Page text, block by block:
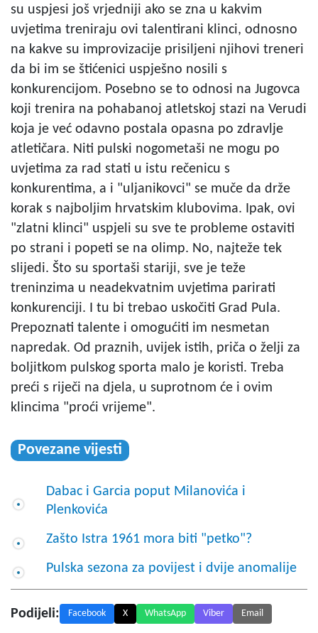
su uspjesi još vrjedniji ako se zna u kakvim
uvjetima treniraju ovi talentirani klinci, odnosno
na kakve su improvizacije prisiljeni njihovi treneri
da bi im se štićenici uspješno nosili s
konkurencijom. Posebno se to odnosi na Jugovca
koji trenira na pohabanoj atletskoj stazi na Verudi
koja je već odavno postala opasna po zdravlje
atletičara. Niti pulski nogometaši ne mogu po
uvjetima za rad stati u istu rečenicu s
konkurentima, a i "uljanikovci" se muče da drže
korak s najboljim hrvatskim klubovima. Ipak, ovi
"zlatni klinci" uspjeli su sve te probleme ostaviti
po strani i popeti se na olimp. No, najteže tek
slijedi. Što su sportaši stariji, sve je teže
treninzima u neadekvatnim uvjetima parirati
konkurenciji. I tu bi trebao uskočiti Grad Pula.
Prepoznati talente i omogućiti im nesmetan
napredak. Od praznih, uvijek istih, priča o želji za
boljitkom pulskog sporta malo je koristi. Treba
preći s riječi na djela, u suprotnom će i ovim
klincima "proći vrijeme".
Povezane vijesti
Dabac i Garcia poput Milanovića i
Plenkovića
Zašto Istra 1961 mora biti "petko"?
Pulska sezona za povijest i dvije anomalije
Podijeli: Facebook X WhatsApp Viber Email